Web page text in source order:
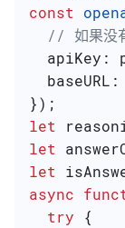
const
// 如果没
  apiKey:
  baseURL:
});
let
let
let
async
  try
{